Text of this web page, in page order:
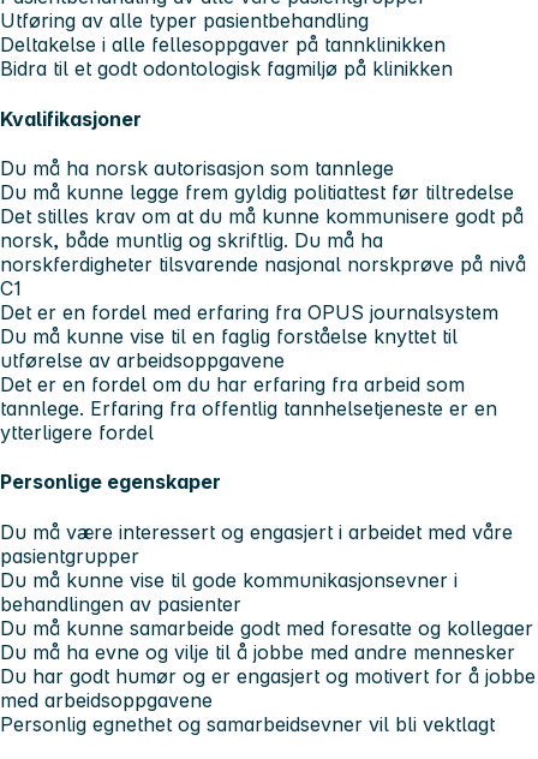
Utføring av alle typer pasientbehandling
Deltakelse i alle fellesoppgaver på tannklinikken
Bidra til et godt odontologisk fagmiljø på klinikken
Kvalifikasjoner
Du må ha norsk autorisasjon som tannlege
Du må kunne legge frem gyldig politiattest før tiltredelse
Det stilles krav om at du må kunne kommunisere godt på
norsk, både muntlig og skriftlig. Du må ha
norskferdigheter tilsvarende nasjonal norskprøve på nivå
C1
Det er en fordel med erfaring fra OPUS journalsystem
Du må kunne vise til en faglig forståelse knyttet til
utførelse av arbeidsoppgavene
Det er en fordel om du har erfaring fra arbeid som
tannlege. Erfaring fra offentlig tannhelsetjeneste er en
ytterligere fordel
Personlige egenskaper
Du må være interessert og engasjert i arbeidet med våre
pasientgrupper
Du må kunne vise til gode kommunikasjonsevner i
behandlingen av pasienter
Du må kunne samarbeide godt med foresatte og kollegaer
Du må ha evne og vilje til å jobbe med andre mennesker
Du har godt humør og er engasjert og motivert for å jobbe
med arbeidsoppgavene
Personlig egnethet og samarbeidsevner vil bli vektlagt